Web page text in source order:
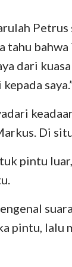
Petrus
tahu
dari
Di
pintu
pintu, lalu